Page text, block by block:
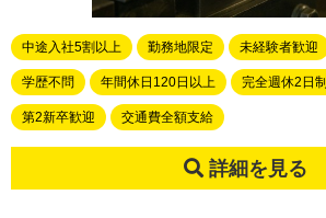
中途入社5割以上 勤務地限定 未経験者歓迎
学歴不問 年間休日120日以上 完全週休2日制
第2新卒歓迎 交通費全額支給
詳細を見る